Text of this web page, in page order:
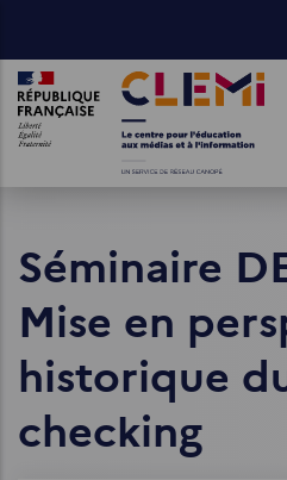
contenu
principal
Images Images
Séminaire
Mise en
historique
checking